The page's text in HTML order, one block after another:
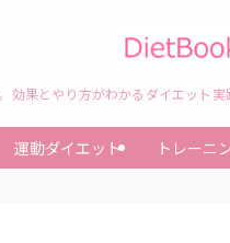
効果とやり方がわかるダイエット
運動ダイエット トレーニ